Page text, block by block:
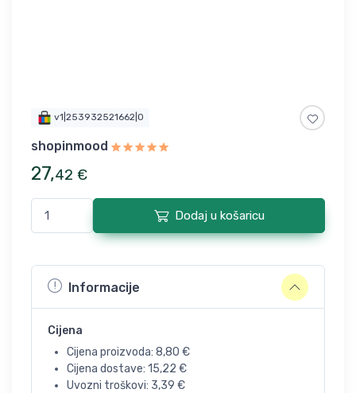
v1|253932521662|0
shopinmood
27,42 €
Dodaj u košaricu
Informacije
Cijena
Cijena proizvoda: 8,80 €
Cijena dostave: 15,22 €
Uvozni troškovi: 3,39 €